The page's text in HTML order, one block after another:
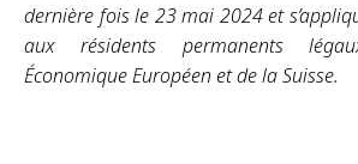
dernière fois le 23 mai 2024 et
aux résidents permanents
Économique Européen et de la Suisse.